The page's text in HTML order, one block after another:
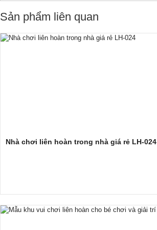
Sản phẩm liên quan
Nhà chơi liên hoàn trong nhà giá rẻ LH-024